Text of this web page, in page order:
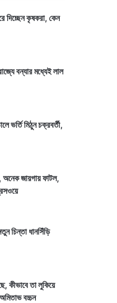
দিচ্ছেন কৃষকরা, কেন
বন্যার মধ্যেই লাল
ভর্তি মিঠুন চক্রবর্তী,
অনেক জায়গায় ফাটল,
চিন্তা ধানসিঁড়ি
কীভাবে তা লুকিয়ে
বচ্চন